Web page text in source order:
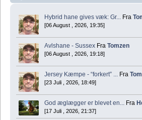
Hybrid hane gives væk: Gr... Fra
[06 August , 2026, 19:35]
Avlshane - Sussex Fra Tomzen
[06 August , 2026, 19:18]
Jersey Kæmpe - “forkert” ... Fra
[23 Juli , 2026, 18:49]
God æglægger er blevet en... Fra
[17 Juli , 2026, 21:37]